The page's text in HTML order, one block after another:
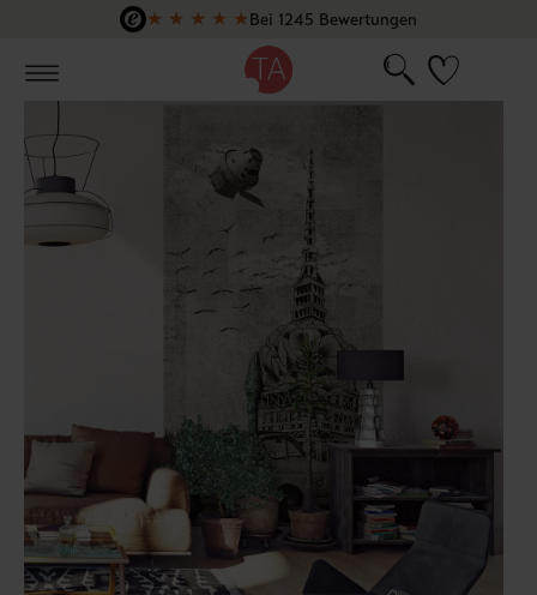
Zum Hauptinhalt springen
★ ★ ★ ★ ★Bei 1245 Bewertungen